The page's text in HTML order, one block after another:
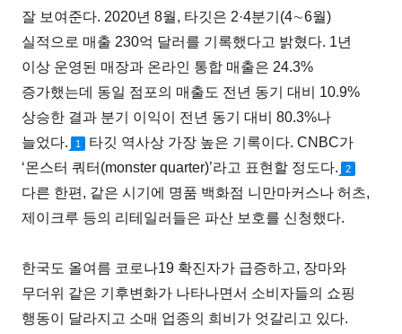
잘 보여준다. 2020년 8월, 타깃은 2·4분기(4∼6월)
실적으로 매출 230억 달러를 기록했다고 밝혔다. 1년
이상 운영된 매장과 온라인 통합 매출은 24.3%
증가했는데 동일 점포의 매출도 전년 동기 대비 10.9%
상승한 결과 분기 이익이 전년 동기 대비 80.3%나
늘었다.
1
타깃 역사상 가장 높은 기록이다. CNBC가
‘몬스터 쿼터(monster quarter)’라고 표현할 정도다.
2
다른 한편, 같은 시기에 명품 백화점 니만마커스나 허츠,
제이크루 등의 리테일러들은 파산 보호를 신청했다.
한국도 올여름 코로나19 확진자가 급증하고, 장마와
무더위 같은 기후변화가 나타나면서 소비자들의 쇼핑
행동이 달라지고 소매 업종의 희비가 엇갈리고 있다.